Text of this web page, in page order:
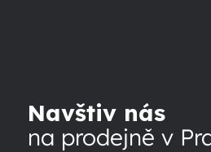
Navštiv nás
na prodejně v